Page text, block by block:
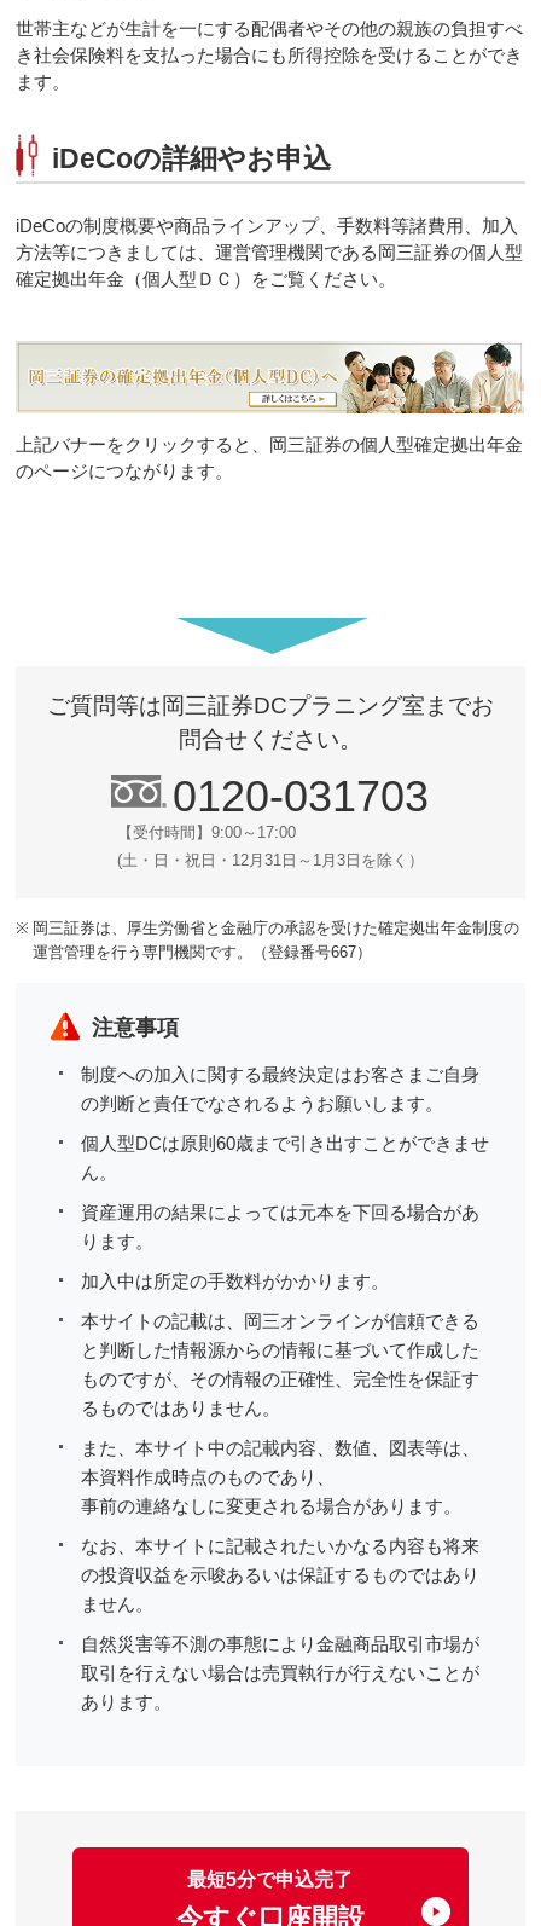
世帯主などが生計を一にする配偶者やその他の親族の負担すべ
き社会保険料を支払った場合にも所得控除を受けることができ
ます。
iDeCoの詳細やお申込
iDeCoの制度概要や商品ラインアップ、手数料等諸費用、加入
方法等につきましては、運営管理機関である岡三証券の個人型
確定拠出年金（個人型ＤＣ）をご覧ください。
上記バナーをクリックすると、岡三証券の個人型確定拠出年金
のページにつながります。
ご質問等は岡三証券DCプラニング室までお
問合せください。
0120-031703
【受付時間】9:00～17:00
(土・日・祝日・12月31日～1月3日を除く）
※ 岡三証券は、厚生労働省と金融庁の承認を受けた確定拠出年金制度の
運営管理を行う専門機関です。（登録番号667）
注意事項
制度への加入に関する最終決定はお客さまご自身
の判断と責任でなされるようお願いします。
個人型DCは原則60歳まで引き出すことができませ
ん。
資産運用の結果によっては元本を下回る場合があ
ります。
加入中は所定の手数料がかかります。
本サイトの記載は、岡三オンラインが信頼できる
と判断した情報源からの情報に基づいて作成した
ものですが、その情報の正確性、完全性を保証す
るものではありません。
また、本サイト中の記載内容、数値、図表等は、
本資料作成時点のものであり、
事前の連絡なしに変更される場合があります。
なお、本サイトに記載されたいかなる内容も将来
の投資収益を示唆あるいは保証するものではあり
ません。
自然災害等不測の事態により金融商品取引市場が
取引を行えない場合は売買執行が行えないことが
あります。
最短5分で申込完了
今すぐ口座開設